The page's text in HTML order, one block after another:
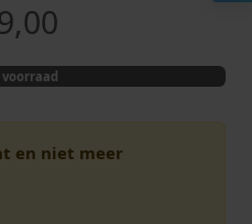
en niet meer